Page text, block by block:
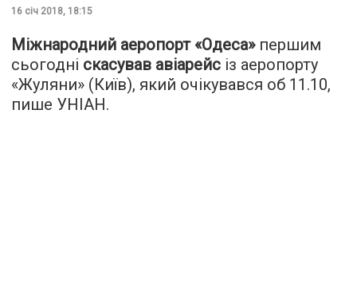
16 січ 2018, 18:15
Міжнародний аеропорт «Одеса»першим
сьогодні скасував авіарейс із аеропорту
«Жуляни» (Київ), який очікувався об 11.10,
пише УНІАН.